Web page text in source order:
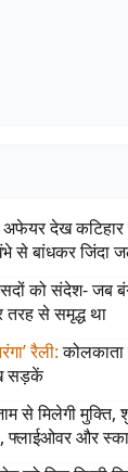
अफेयर देख कटिहार
से बांधकर जिंदा
को संदेश- जब
तरह से समृद्ध था
रैली:
सड़कें
से मिलेगी मुक्ति,
फ्लाईओवर और